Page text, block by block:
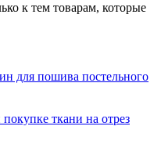
к тем товарам, которые
для пошива постельного
ткани на отрез